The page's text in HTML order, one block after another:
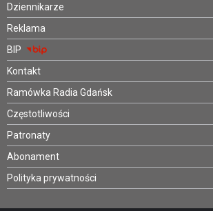
Dziennikarze
Reklama
BIP
Kontakt
Ramówka Radia Gdańsk
Częstotliwości
Patronaty
Abonament
Polityka prywatności